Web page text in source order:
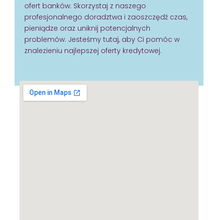
ofert banków. Skorzystaj z naszego
profesjonalnego doradztwa i zaoszczędź czas,
pieniądze oraz uniknij potencjalnych
problemów. Jesteśmy tutaj, aby Ci pomóc w
znalezieniu najlepszej oferty kredytowej.